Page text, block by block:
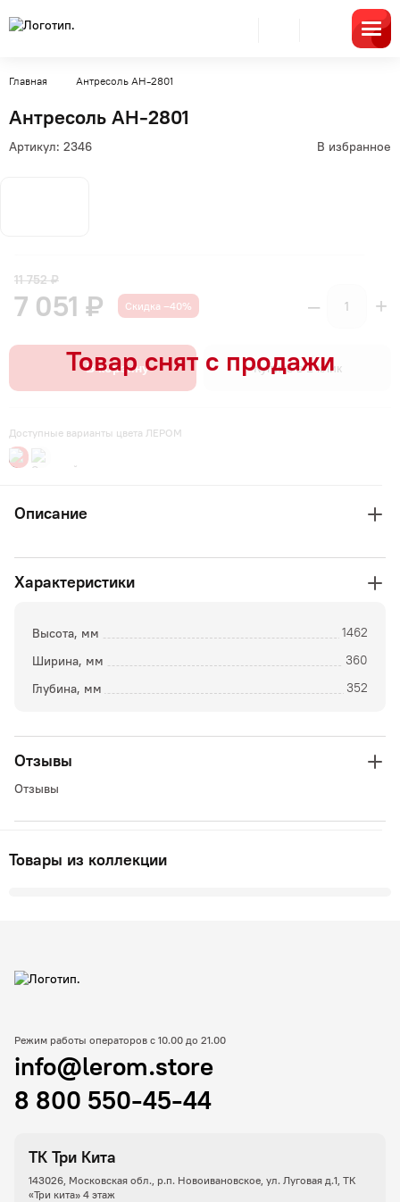
Главная Антресоль АН-2801
Антресоль АН-2801
Артикул: 2346 В избранное
Доступные варианты цвета ЛЕРОМ
11 752 ₽
7 051 ₽ Скидка –40% – +
В корзину Купить в 1 клик
Описание
Характеристики
Высота, мм 1462
Ширина, мм 360
Глубина, мм 352
Отзывы
Отзывы
Товары из коллекции
ТК Три Кита
143026, Московская обл., р.п. Новоивановское, ул. Луговая д.1, ТК
«Три кита» 4 этаж
Режим работы операторов с 10.00 до 21.00
info@lerom.store
8 800 550-45-44